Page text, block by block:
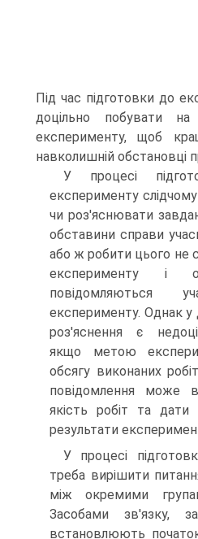
Під час підготовки до
доцільно побувати на
експерименту, щоб
навколишній обстановці
У процесі
експерименту
чи роз'яснювати
обставини справи
або ж робити цього не
експерименту і
повідомляються
експерименту. Однак у
роз'яснення є
якщо метою
обсягу виконаних
повідомлення може
якість робіт та дати
результати
У процесі
треба вирішити
між окремими
Засобами зв'язку,
встановлюють